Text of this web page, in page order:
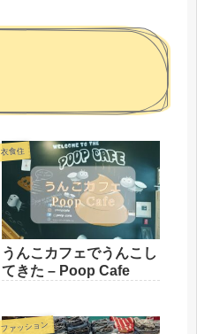
衣食住
うんこカフェでうんこし
てきた – Poop Cafe
ファッション